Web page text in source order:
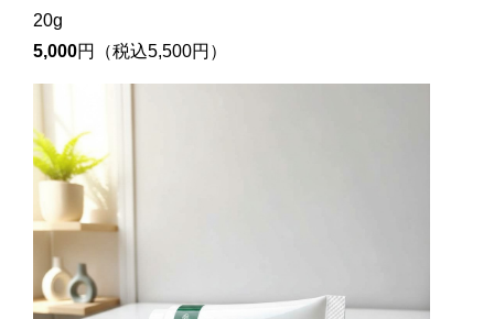
20g
5,000円（税込5,500円）